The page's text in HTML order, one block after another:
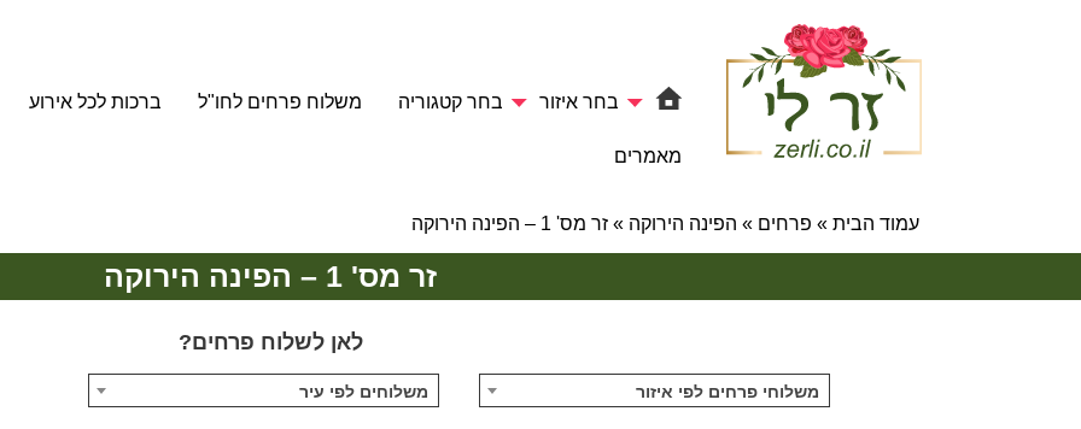
בחר איזור בחר קטגוריה משלוח פרחים לחו"ל ברכות לכל אירוע
מאמרים
עמוד הבית » פרחים » הפינה הירוקה » זר מס' 1 – הפינה הירוקה
זר מס' 1 – הפינה הירוקה
לאן לשלוח פרחים?
משלוחי פרחים לפי איזור משלוחים לפי עיר